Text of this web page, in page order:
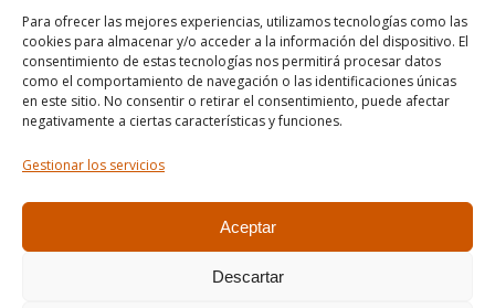
Para ofrecer las mejores experiencias, utilizamos tecnologías como las
cookies para almacenar y/o acceder a la información del dispositivo. El
consentimiento de estas tecnologías nos permitirá procesar datos
como el comportamiento de navegación o las identificaciones únicas
en este sitio. No consentir o retirar el consentimiento, puede afectar
negativamente a ciertas características y funciones.
Gestionar los servicios
Aceptar
Descartar
Condiciones de venta
Mapa del sitio
comercial@apirossend.com